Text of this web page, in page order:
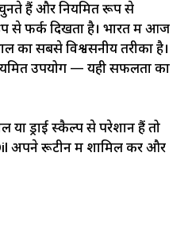
हैं और नियमित रूप से
से फर्क दिखता है। भारत में आज
का सबसे विश्वसनीय तरीका है।
उपयोग — यही सफलता का
ड्राई स्कैल्प से परेशान हैं तो
अपने रूटीन में शामिल करें और